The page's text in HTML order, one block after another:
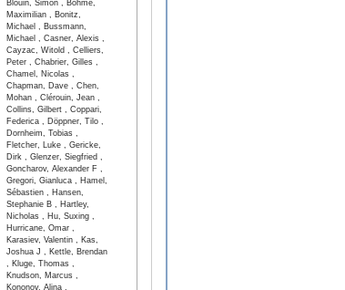
Blouin, Simon , Böhme,
Maximilian , Bonitz,
Michael , Bussmann,
Michael , Casner, Alexis ,
Cayzac, Witold , Celliers,
Peter , Chabrier, Gilles ,
Chamel, Nicolas ,
Chapman, Dave , Chen,
Mohan , Clérouin, Jean ,
Collins, Gilbert , Coppari,
Federica , Döppner, Tilo ,
Dornheim, Tobias ,
Fletcher, Luke , Gericke,
Dirk , Glenzer, Siegfried ,
Goncharov, Alexander F ,
Gregori, Gianluca , Hamel,
Sébastien , Hansen,
Stephanie B , Hartley,
Nicholas , Hu, Suxing ,
Hurricane, Omar ,
Karasiev, Valentin , Kas,
Joshua J , Kettle, Brendan
, Kluge, Thomas ,
Knudson, Marcus ,